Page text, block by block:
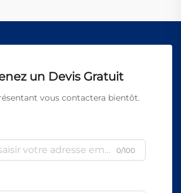
un Devis Gratuit
vous contactera bientôt.
0/100